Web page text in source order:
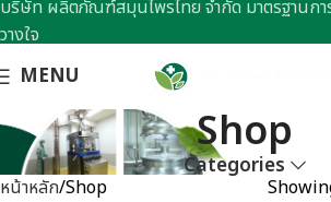
MENU
Shop
Categories
หน้าหลัก Shop
บริษัท ผลิตภัณฑ์สมุนไพรไทย จำกัด มาตรฐานก
วางใจ